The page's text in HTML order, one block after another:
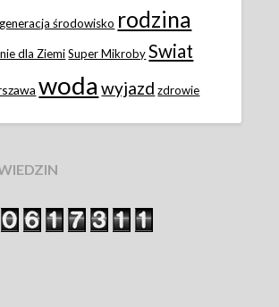
środowisko rodzina
dla Ziemi Super Mikroby Swiat
woda wyjazd zdrowie